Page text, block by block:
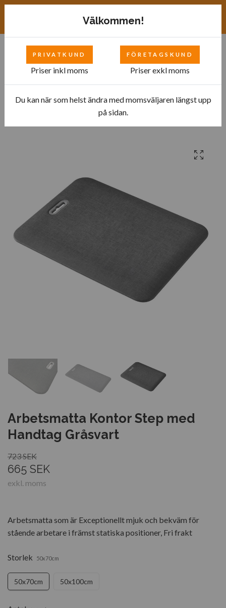
Frisör-Barberare
Arbetsmatta Kontor Step med Handtag Gråsvart
Arbetsmatta Kontor Step med
Handtag Gråsvart
723 SEK
665 SEK
exkl. moms
Arbetsmatta som är Exceptionellt mjuk och bekväm för
stående arbetare i främst statiska positioner, Fri frakt
Storlek 50x70cm
50x70cm 50x100cm
Välkommen!
PRIVATKUND
Priser inkl moms
FÖRETAGSKUND
Priser exkl moms
Du kan när som helst ändra med momsväljaren längst upp
på sidan.